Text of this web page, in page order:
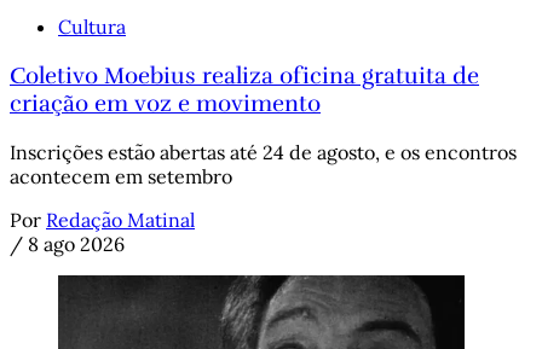
Cultura
Coletivo Moebius realiza oficina gratuita de
criação em voz e movimento
Inscrições estão abertas até 24 de agosto, e os encontros
acontecem em setembro
Por Redação Matinal
/ 8 ago 2026